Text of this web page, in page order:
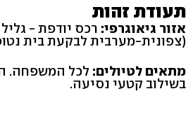
תעודת זהות
אזור גיאוגרפי: רכס יודפת -
(צפונית-מערבית לבקעת בית
מתאים לטיולים: לכל המשפחה.
בשילוב קטעי נסיעה.